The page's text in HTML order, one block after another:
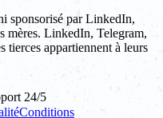
sponsorisé par LinkedIn,
mères. LinkedIn, Telegram,
tierces appartiennent à leurs
24/5
Conditions